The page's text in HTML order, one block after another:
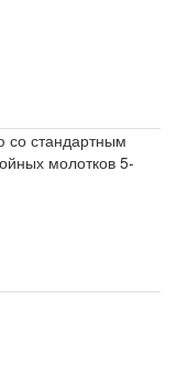
со стандартным
молотков 5-